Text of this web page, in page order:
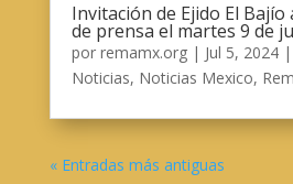
Invitación de Ejido El Bajío
de prensa el martes 9 de
por remamx.org| Jul 5, 2024|
Noticias, Noticias Mexico,
« Entradas más antiguas